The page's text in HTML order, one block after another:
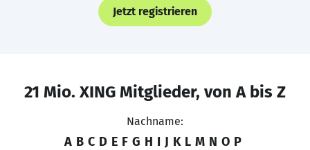
Jetzt registrieren
21 Mio. XING Mitglieder, von A bis Z
Nachname:
A B C D E F G H I J K L M N O P